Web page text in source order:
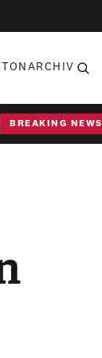
ARCHIV
BREAKING NEWS